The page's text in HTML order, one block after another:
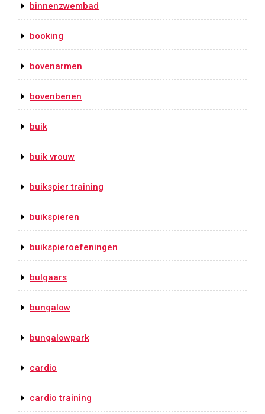
binnenzwembad
booking
bovenarmen
bovenbenen
buik
buik vrouw
buikspier training
buikspieren
buikspieroefeningen
bulgaars
bungalow
bungalowpark
cardio
cardio training